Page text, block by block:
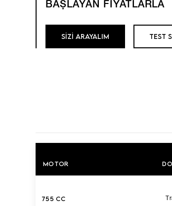
BAŞLAYAN FİYATLARLA
SİZİ ARAYALIM TEST
MOTOR
755 CC